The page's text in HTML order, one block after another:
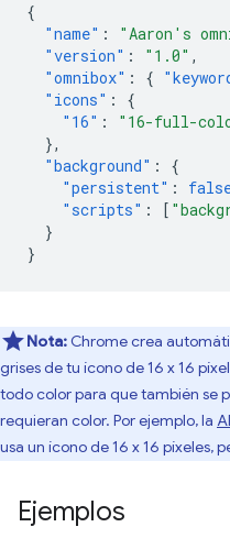
{
"name" : "Aaron's
"version" : "1.0" ,
"omnibox" : {
"icons" :
{
"16" :
"16-full-
},
"background" :
{
"persistent" :
"scripts" : [
}
}
Nota: Chrome crea
grises de tu ícono de 16 x 16
todo color para que también se
requieran color. Por ejemplo, la
usa un ícono de 16 x 16 píxeles,
Ejemplos